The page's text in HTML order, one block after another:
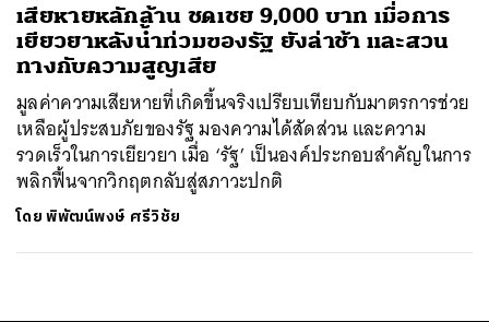
เสียหายหลักล้าน ชดเชย 9,000 บาท เมื่อการ
เยียวยาหลังน้ำท่วมของรัฐ ยังล่าช้า และสวน
ทางกับความสูญเสีย
มูลค่าความเสียหายที่เกิดขึ้นจริงเปรียบเทียบกับมาตรการช่วย
เหลือผู้ประสบภัยของรัฐ มองความได้สัดส่วน และความ
รวดเร็วในการเยียวยา เมื่อ ‘รัฐ’ เป็นองค์ประกอบสำคัญในการ
พลิกฟื้นจากวิกฤตกลับสู่สภาวะปกติ
โดยพิพัฒน์พงษ์ ศรีวิชัย